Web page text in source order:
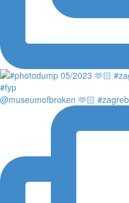
@museumofbroken 🫶🏻